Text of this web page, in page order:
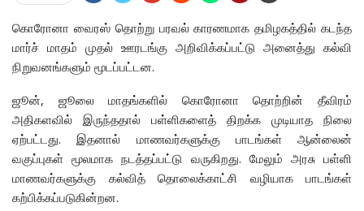
கொரோனா வைரஸ் தொற்று பரவல் காரணமாக தமிழகத்தில் கடந்த
மார்ச் மாதம் முதல் ஊரடங்கு அறிவிக்கப்பட்டு அனைத்து கல்வி
நிறுவனங்களும் மூடப்பட்டன.
ஜூன், ஜூலை மாதங்களில் கொரோனா தொற்றின் தீவிரம்
அதிகளவில் இருந்ததால் பள்ளிகளைத் திறக்க முடியாத நிலை
ஏற்பட்டது. இதனால் மாணவர்களுக்கு பாடங்கள் ஆன்லைன்
வகுப்புகள் மூலமாக நடத்தப்பட்டு வருகிறது. மேலும் அரசு பள்ளி
மாணவர்களுக்கு கல்வித் தொலைக்காட்சி வழியாக பாடங்கள்
கற்பிக்கப்படுகின்றன.